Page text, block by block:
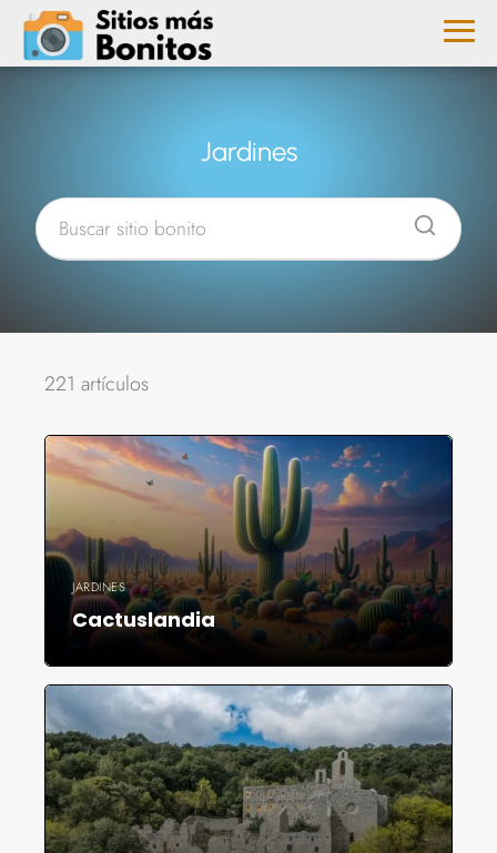
Jardines
221 artículos
JARDINES
Cactuslandia